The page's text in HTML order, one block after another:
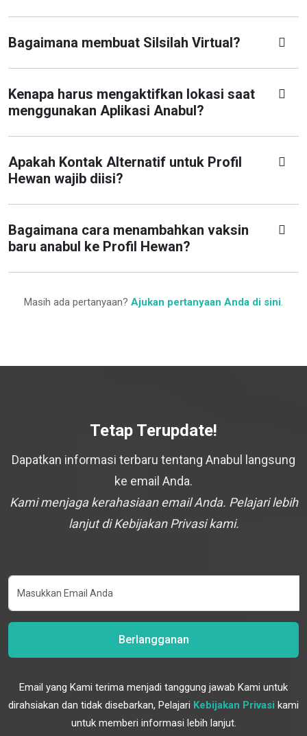
Bagaimana membuat Silsilah Virtual?
Kenapa harus mengaktifkan lokasi saat
menggunakan Aplikasi Anabul?
Apakah Kontak Alternatif untuk Profil
Hewan wajib diisi?
Bagaimana cara menambahkan vaksin
baru anabul ke Profil Hewan?
Masih ada pertanyaan? Ajukan pertanyaan Anda di sini.
Tetap Terupdate!
Dapatkan informasi terbaru tentang Anabul langsung
ke email Anda.
Kami menjaga kerahasiaan email Anda. Pelajari lebih
lanjut di Kebijakan Privasi kami.
Berlangganan
Email yang Kami terima menjadi tanggung jawab Kami untuk
dirahsiakan dan tidak disebarkan, Pelajari Kebijakan Privasi kami
untuk memberi informasi lebih lanjut.